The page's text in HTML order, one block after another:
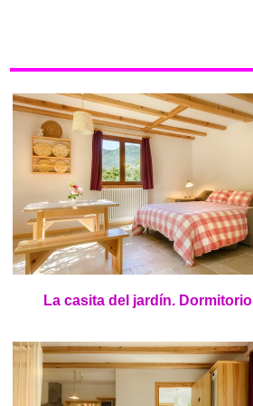
La casita del jardín. Dormitorio